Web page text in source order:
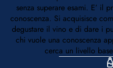
senza superare esami. E’ il
conoscenza. Si acquisisce
degustare il vino e di dare i
chi vuole una conoscenza
cerca un livello